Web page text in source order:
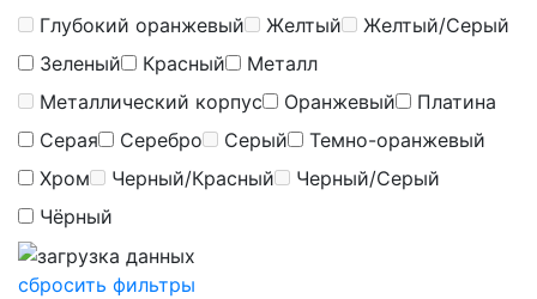
Глубокий оранжевый
Желтый
Желтый/Серый
Зеленый
Красный
Металл
Металлический корпус
Оранжевый
Платина
Серая
Серебро Серый
Темно-оранжевый
Хром
Черный/Красный
Черный/Серый
Чёрный
сбросить фильтры